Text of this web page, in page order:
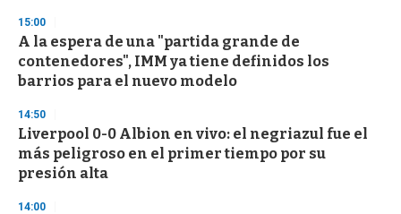
s
e
c
o
n
15:00
A la espera de una "partida grande de
contenedores", IMM ya tiene definidos los
barrios para el nuevo modelo
14:50
Liverpool 0-0 Albion en vivo: el negriazul fue el
más peligroso en el primer tiempo por su
presión alta
14:00